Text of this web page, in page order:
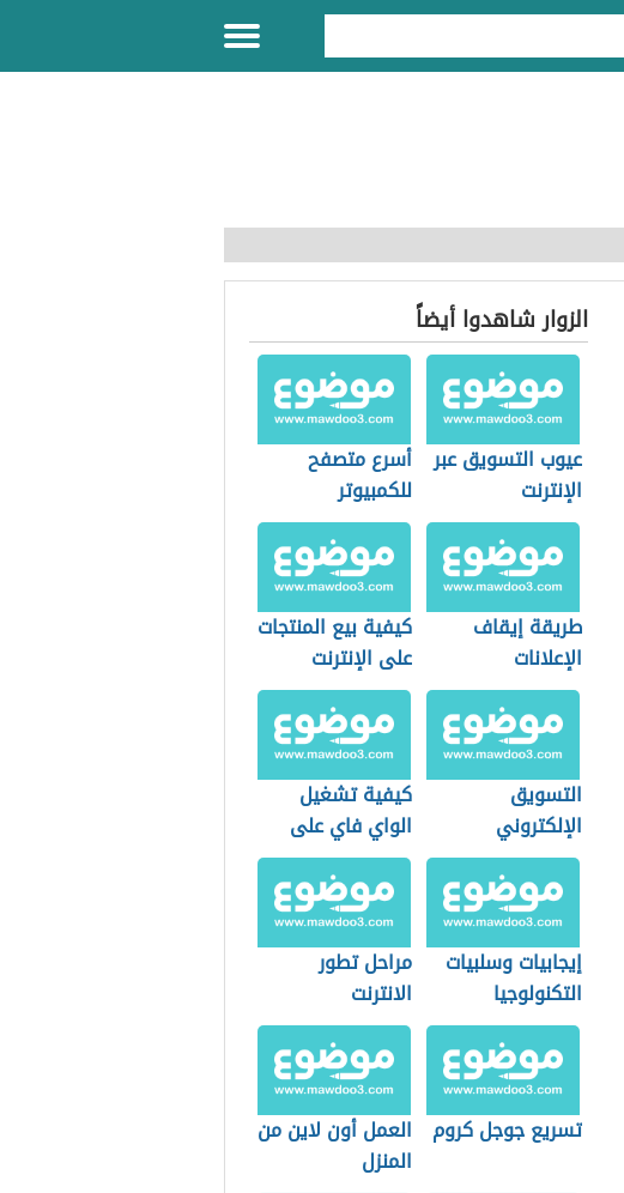
الزوار شاهدوا أيضاً
عيوب التسويق عبر
الإنترنت
أسرع متصفح
للكمبيوتر
طريقة إيقاف
الإعلانات
كيفية بيع المنتجات
على الإنترنت
التسويق
الإلكتروني
كيفية تشغيل
الواي فاي على
الكمبيوتر
إيجابيات وسلبيات
التكنولوجيا
مراحل تطور
الانترنت
تسريع جوجل كروم
العمل أون لاين من
المنزل